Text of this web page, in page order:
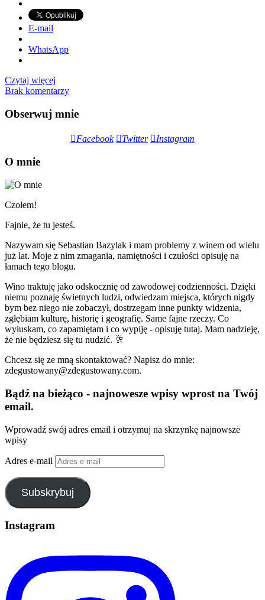
E-mail
WhatsApp
Czytaj więcej
Brak komentarzy
Obserwuj mnie
Facebook Twitter Instagram
O mnie
Czołem!
Fajnie, że tu jesteś.
Nazywam się Sebastian Bazylak i mam problemy z winem od wielu
już lat. Moje z nim zmagania, namiętności i czułości opisuję na
łamach tego blogu.
Wino traktuję jako odskocznię od zawodowej codzienności. Dzięki
niemu poznaję świetnych ludzi, odwiedzam miejsca, których nigdy
bym bez niego nie zobaczył, dostrzegam inne punkty widzenia,
zgłębiam kulturę, historię i geografię. Same fajne rzeczy. Co
wyłuskam, co zapamiętam i co wypiję - opisuję tutaj. Mam nadzieję,
że nie będziesz się tu nudzić. 🥂
Chcesz się ze mną skontaktować? Napisz do mnie:
zdegustowany@zdegustowany.com.
Bądź na bieżąco - najnowesze wpisy wprost na Twój
email.
Wprowadź swój adres email i otrzymuj na skrzynkę najnowsze
wpisy
Adres e-mail
Subskrybuj
Instagram